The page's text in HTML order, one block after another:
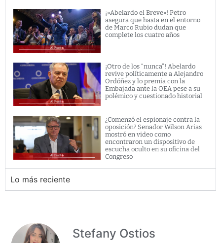
¡»Abelardo el Breve»! Petro
asegura que hasta en el entorno
de Marco Rubio dudan que
complete los cuatro años
¡Otro de los “nunca”! Abelardo
revive políticamente a Alejandro
Ordóñez y lo premia con la
Embajada ante la OEA pese a su
polémico y cuestionado historial
¿Comenzó el espionaje contra la
oposición? Senador Wilson Arias
mostró en video como
encontraron un dispositivo de
escucha oculto en su oficina del
Congreso
Lo más reciente
Stefany Ostios